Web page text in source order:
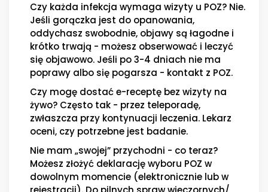
Czy każda infekcja wymaga wizyty u POZ? Nie.
Jeśli gorączka jest do opanowania,
oddychasz swobodnie, objawy są łagodne i
krótko trwają - możesz obserwować i leczyć
się objawowo. Jeśli po 3-4 dniach nie ma
poprawy albo się pogarsza - kontakt z POZ.
Czy mogę dostać e-receptę bez wizyty na
żywo? Często tak - przez teleporadę,
zwłaszcza przy kontynuacji leczenia. Lekarz
oceni, czy potrzebne jest badanie.
Nie mam „swojej” przychodni - co teraz?
Możesz złożyć deklarację wyboru POZ w
dowolnym momencie (elektronicznie lub w